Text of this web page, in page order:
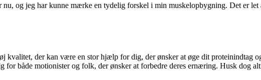
og jeg har kunne mærke en tydelig forskel i min muskelopbygning. Det er
kvalitet, der kan være en stor hjælp for dig, der ønsker at øge dit proteinindtag
for både motionister og folk, der ønsker at forbedre deres ernæring. Husk dog